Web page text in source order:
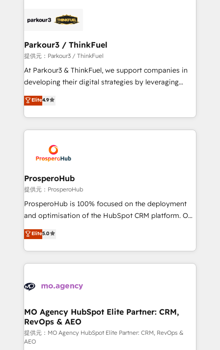
strategies that integrate data-driven marketing,
companies scale faster and smarter. 🔹 BOOMS:
Demand generation for all your buyers With BOOMS,
you invest in 100% of your buyers, accelerating your
growth and positioning yourself as an undisputed
transformation process A methodology designed to
implement HubSpot effectively and optimize your
record of business transformation, our growth-first
approach has helped brands dominate their
Parkour3 / ThinkFuel
提供元：Parkour3 / ThinkFuel
At Parkour3 & ThinkFuel, we support companies in
developing their digital strategies by leveraging
technologies and automating their marketing and
sales processes to generate growth. Our offer spans
from Strategy to Operations. We specialize in CRM
onboarding and implementation, web design, sales
extensive experience working with tech companies
and manufacturers since 2002, we are committed to
empowering our clients and developing their
autonomy. Get to grips with HubSpot through
guided implementation and seamless integration of
the CRM platform into your digital ecosystem. Would
marketing strategy? We'll provide support tailored
to your needs and sales objectives. With 125+
Accreditations. Based in Canada (coast to coast), our
services are offered in both English & French.
Elite4.9
ProsperoHub
提供元：ProsperoHub
ProsperoHub is 100% focused on the deployment
and optimisation of the HubSpot CRM platform. Our
highly experienced team of solutions experts will
ensure that you achieve maximum adoption and
ROI from your HubSpot investment. Use our
extensive HubSpot, sales, marketing, service and
HubSpot journey, design and implement your
infrastructure to life. Our collaborative approach
keeps you in control whilst we plan and support the
route to your revenue goals. We have successfully
supported over 500 organisations with HubSpot
Elite5.0
MO Agency HubSpot Elite Partner: CRM,
RevOps & AEO
提供元：MO Agency HubSpot Elite Partner: CRM, RevOps &
AEO